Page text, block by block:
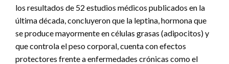
los resultados de 52 estudios médicos publicados en la
última década, concluyeron que la leptina, hormona que
se produce mayormente en células grasas (adipocitos) y
que controla el peso corporal, cuenta con efectos
protectores frente a enfermedades crónicas como el